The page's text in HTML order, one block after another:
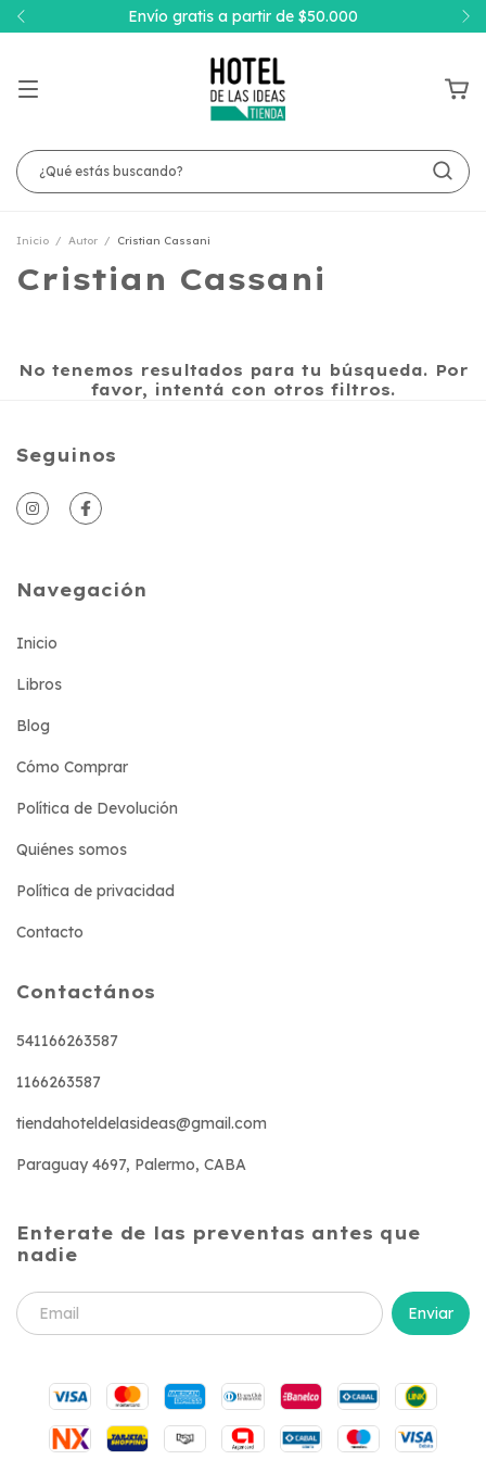
Envío gratis a partir de $50.000
Inicio / Autor / Cristian Cassani
Cristian Cassani
No tenemos resultados para tu búsqueda. Por
favor, intentá con otros filtros.
Seguinos
Navegación
Inicio
Libros
Blog
Cómo Comprar
Política de Devolución
Quiénes somos
Política de privacidad
Contacto
Contactános
541166263587
1166263587
tiendahoteldelasideas@gmail.com
Paraguay 4697, Palermo, CABA
Enterate de las preventas antes que
nadie